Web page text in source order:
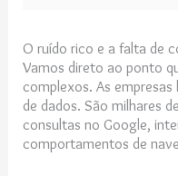
O ruído rico e a falta de
Vamos direto ao ponto
complexos. As
de dados. São milhares
consultas no Google,
comportamentos de